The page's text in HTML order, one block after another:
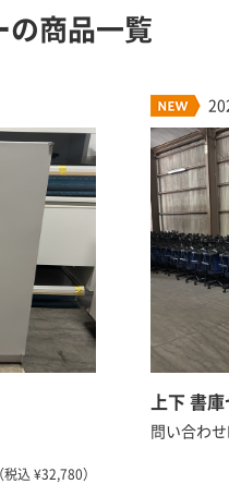
の商品一覧
税込 ¥32,780）
上下 書
問い合わ